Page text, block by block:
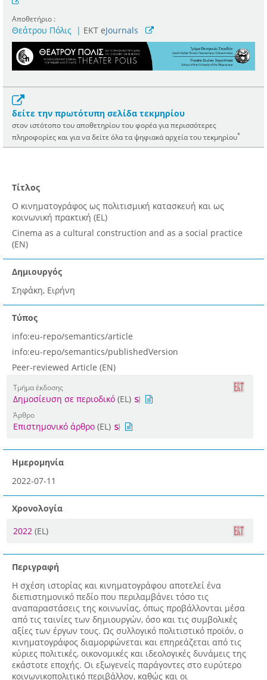
Αποθετήριο :
Θεάτρου Πόλις | ΕΚΤ eJournals
δείτε την πρωτότυπη σελίδα τεκμηρίου
στον ιστότοπο του αποθετηρίου του φορέα για περισσότερες
πληροφορίες και για να δείτε όλα τα ψηφιακά αρχεία του τεκμηρίου*
Τίτλος
Ο κινηματογράφος ως πολιτισμική κατασκευή και ως
κοινωνική πρακτική (EL)
Cinema as a cultural construction and as a social practice
(EN)
Δημιουργός
Σηφάκη, Ειρήνη
Τύπος
info:eu-repo/semantics/article
info:eu-repo/semantics/publishedVersion
Peer-reviewed Article (EN)
Τμήμα έκδοσης
Δημοσίευση σε περιοδικό (EL)
Άρθρο
Επιστημονικό άρθρο (EL)
Ημερομηνία
2022-07-11
Χρονολογία
2022 (EL)
Περιγραφή
Η σχέση ιστορίας και κινηματογράφου αποτελεί ένα
διεπιστημονικό πεδίο που περιλαμβάνει τόσο τις
αναπαραστάσεις της κοινωνίας, όπως προβάλλονται μέσα
από τις ταινίες των δημιουργών, όσο και τις συμβολικές
αξίες των έργων τους. Ως συλλογικό πολιτιστικό προϊόν, ο
κινηματογράφος διαμορφώνεται και επηρεάζεται από τις
κύριες πολιτικές, οικονομικές και ιδεολογικές δυνάμεις της
εκάστοτε εποχής. Οι εξωγενείς παράγοντες στο ευρύτερο
κοινωνικοπολιτικό περιβάλλον, καθώς και οι